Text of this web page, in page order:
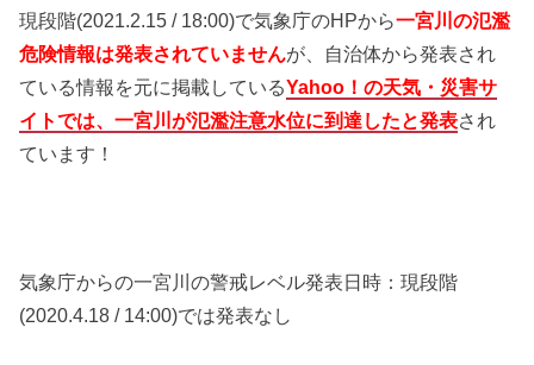
現段階(2021.2.15 / 18:00)で気象庁のHPから一宮川の氾濫
危険情報は発表されていませんが、自治体から発表され
ている情報を元に掲載しているYahoo！の天気・災害サ
イトでは、一宮川が氾濫注意水位に到達したと発表され
ています！
気象庁からの一宮川の警戒レベル発表日時：現段階
(2020.4.18 / 14:00)では発表なし